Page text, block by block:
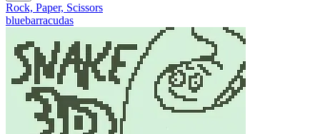
Rock, Paper, Scissors
bluebarracudas